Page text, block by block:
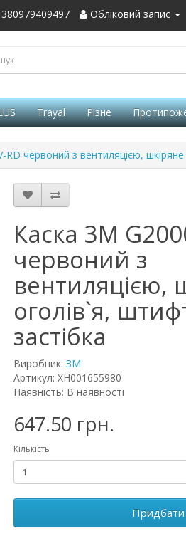
Обліковий запис
Trayal Різне
червоний з вентиляцією,
Каска 3М
червоний з
вентиляцією,
оголів`я,
застібка
Виробник: ЗМ
Артикул: XH001655980
Наявність: В наявності
647.50 грн.
Кількість
Придбати